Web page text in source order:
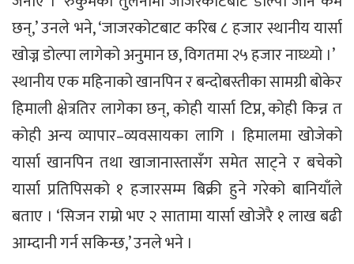
छन्,’ उनले भने, ‘जाजरकोटबाट करिब ८ हजार स्थानीय यार्सा
खोज्न डोल्पा लागेको अनुमान छ, विगतमा २५ हजार नाघ्थ्यो ।’
स्थानीय एक महिनाको खानपिन र बन्दोबस्तीका सामग्री बोकेर
हिमाली क्षेत्रतिर लागेका छन्, कोही यार्सा टिप्न, कोही किन्न त
कोही अन्य व्यापार–व्यवसायका लागि । हिमालमा खोजेको
यार्सा खानपिन तथा खाजानास्तासँग समेत साट्ने र बचेको
यार्सा प्रतिपिसको १ हजारसम्म बिक्री हुने गरेको बानियाँले
बताए । ‘सिजन राम्रो भए २ सातामा यार्सा खोजेरै १ लाख बढी
आम्दानी गर्न सकिन्छ,’ उनले भने ।